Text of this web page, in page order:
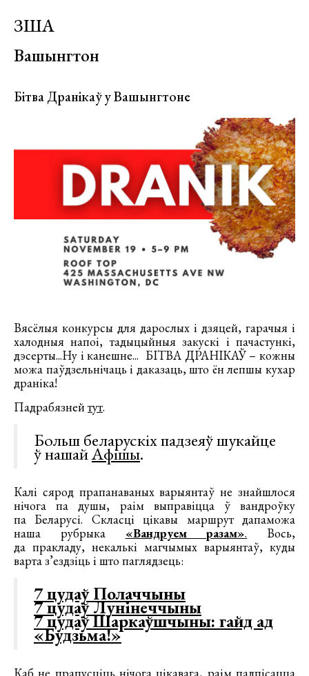
ЗША
Вашынгтон
Бітва Дранікаў у Вашынгтоне
Вясёлыя конкурсы для дарослых і дзяцей, гарачыя і
халодныя напоі, тадыцыйныя закускі і пачастункі,
дэсерты...Ну і канешне... БІТВА ДРАНІКАЎ – кожны
можа паўдзельнічаць і даказаць, што ён лепшы кухар
драніка!
Падрабязнейтут.
Больш беларускіх падзеяў шукайце
ў нашайАфішы.
Калі сярод прапанаваных варыянтаў не знайшлося
нічога па душы, раім выправіцца ў вандроўку
па Беларусі. Скласці цікавы маршрут дапаможа
наша рубрыка «Вандруем разам». Вось,
да пракладу, некалькі магчымых варыянтаў, куды
варта з’ездзіць і што паглядзець:
7 цудаў Полаччыны
7 цудаў Лунінеччыны
7 цудаў Шаркаўшчыны: гайд ад
«Будзьма!»